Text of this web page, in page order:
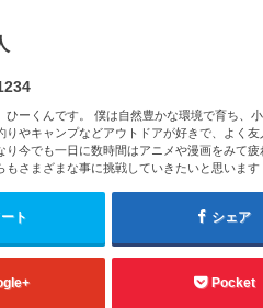
ひーくんです。 僕は自然豊かな環境で育ち、
りやキャンプなどアウトドアが好きで、よく
り今でも一日に数時間はアニメや漫画をみて
もさまざまな事に挑戦していきたいと思います
ト シェア
Pocket